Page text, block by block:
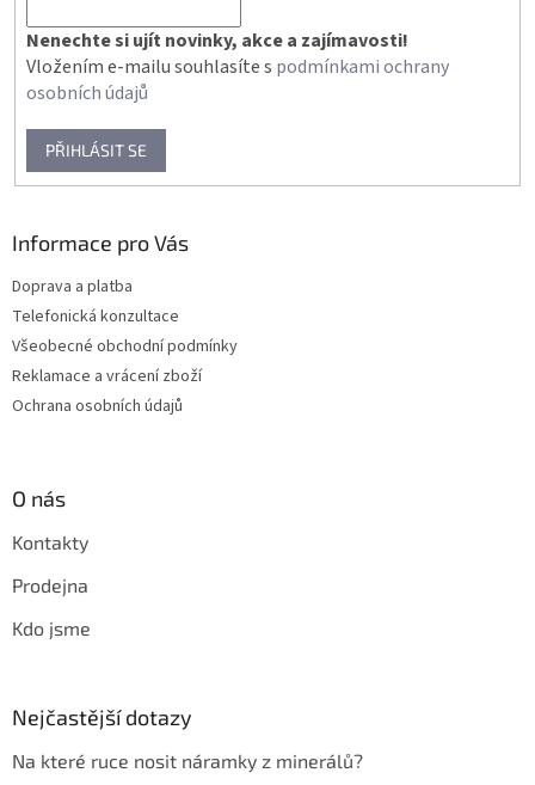
Nenechte si ujít novinky, akce a zajímavosti!
Vložením e-mailu souhlasíte s podmínkami ochrany
osobních údajů
PŘIHLÁSIT SE
Informace pro Vás
Doprava a platba
Telefonická konzultace
Všeobecné obchodní podmínky
Reklamace a vrácení zboží
Ochrana osobních údajů
O nás
Kontakty
Prodejna
Kdo jsme
Nejčastější dotazy
Na které ruce nosit náramky z minerálů?